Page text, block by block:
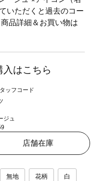
いただくと過去のコー
品詳細＆お買い物は
はこちら
ジュ
店舗在庫
無地 花柄 白